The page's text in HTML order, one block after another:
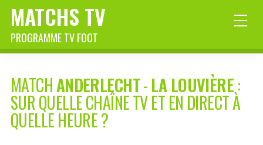
MATCHS TV
PROGRAMME TV FOOT
MATCHANDERLECHT-LA LOUVIÈRE:
SUR QUELLE CHAÎNE TV ET EN DIRECT À
QUELLE HEURE ?